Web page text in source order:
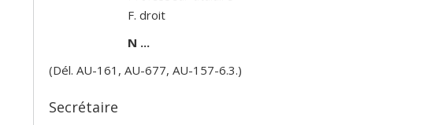
F. droit
N ...
(Dél. AU-161, AU-677, AU-157-6.3.)
Secrétaire